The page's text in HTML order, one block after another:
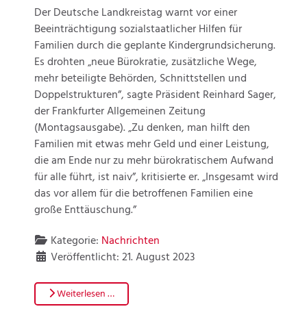
Der Deutsche Landkreistag warnt vor einer
Beeinträchtigung sozialstaatlicher Hilfen für
Familien durch die geplante Kindergrundsicherung.
Es drohten „neue Bürokratie, zusätzliche Wege,
mehr beteiligte Behörden, Schnittstellen und
Doppelstrukturen”, sagte Präsident Reinhard Sager,
der Frankfurter Allgemeinen Zeitung
(Montagsausgabe). „Zu denken, man hilft den
Familien mit etwas mehr Geld und einer Leistung,
die am Ende nur zu mehr bürokratischem Aufwand
für alle führt, ist naiv”, kritisierte er. „Insgesamt wird
das vor allem für die betroffenen Familien eine
große Enttäuschung.”
Kategorie: Nachrichten
Veröffentlicht: 21. August 2023
Weiterlesen …